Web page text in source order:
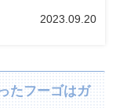
2023.09.20
たフーゴはガ